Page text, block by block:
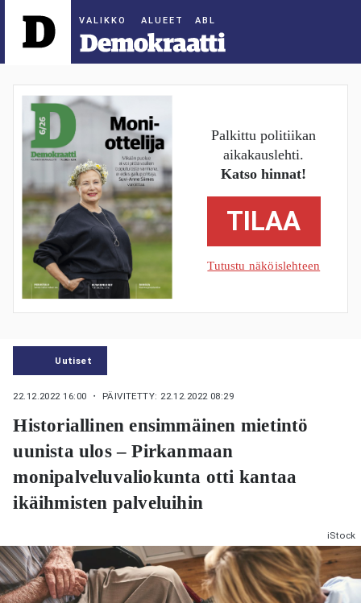
ALUEET
Palkittu politiikan
aikakauslehti.
Katso hinnat!
TILAA
Tutustu näköislehteen
Uutiset
22.12.2022 16:00 ・ PÄIVITETTY: 22.12.2022 08:29
Historiallinen ensimmäinen mietintö
uunista ulos – Pirkanmaan
monipalveluvaliokunta otti kantaa
ikäihmisten palveluihin
iStock